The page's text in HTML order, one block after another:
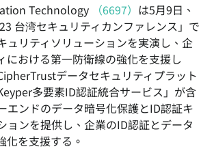
Technology
（6697） は5月9日、
台湾セキュリティカンファレンス」で
ュリティソリューションを実演し、企
における第一防衛線の強化を支援し
データセキュリティプラット
多要素ID認証統合サービス」が含
エンドのデータ暗号化保護とID認証キ
ョンを提供し、企業のID認証とデータ
化を支援する。